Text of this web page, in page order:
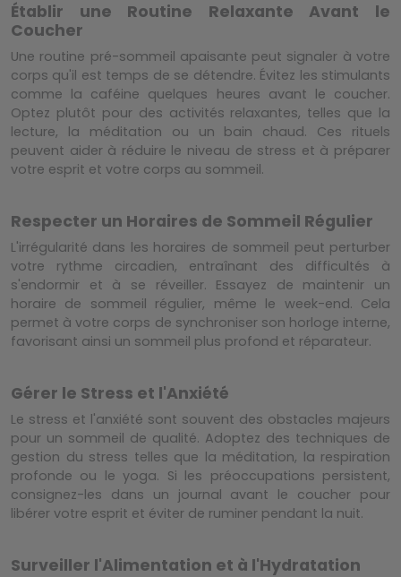
Établir une Routine Relaxante Avant le
Coucher
Une routine pré-sommeil apaisante peut signaler à votre
corps qu'il est temps de se détendre. Évitez les stimulants
comme la caféine quelques heures avant le coucher.
Optez plutôt pour des activités relaxantes, telles que la
lecture, la méditation ou un bain chaud. Ces rituels
peuvent aider à réduire le niveau de stress et à préparer
votre esprit et votre corps au sommeil.
Respecter un Horaires de Sommeil Régulier
L'irrégularité dans les horaires de sommeil peut perturber
votre rythme circadien, entraînant des difficultés à
s'endormir et à se réveiller. Essayez de maintenir un
horaire de sommeil régulier, même le week-end. Cela
permet à votre corps de synchroniser son horloge interne,
favorisant ainsi un sommeil plus profond et réparateur.
Gérer le Stress et l'Anxiété
Le stress et l'anxiété sont souvent des obstacles majeurs
pour un sommeil de qualité. Adoptez des techniques de
gestion du stress telles que la méditation, la respiration
profonde ou le yoga. Si les préoccupations persistent,
consignez-les dans un journal avant le coucher pour
libérer votre esprit et éviter de ruminer pendant la nuit.
Surveiller l'Alimentation et à l'Hydratation